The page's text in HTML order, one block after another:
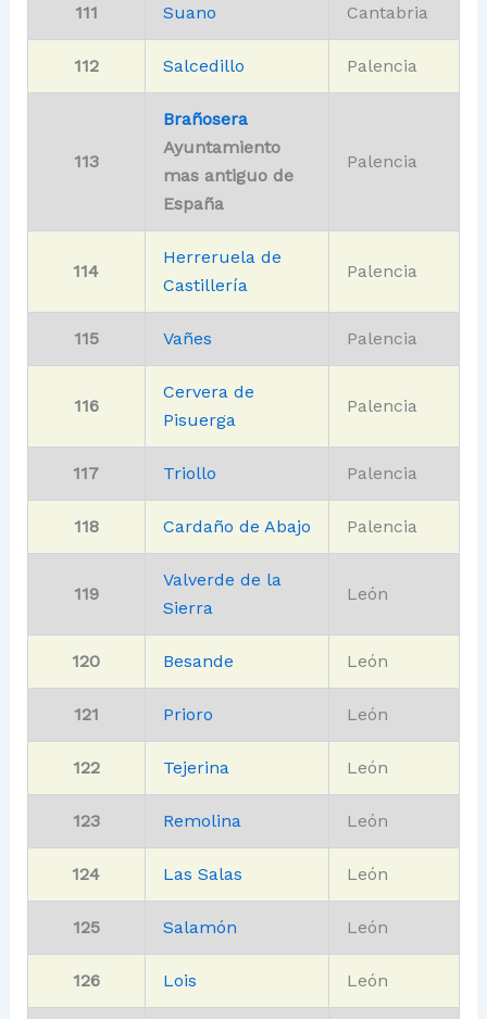
111 Suano Cantabria
112 Salcedillo Palencia
113
Brañosera
Ayuntamiento
mas antiguo de
España
Palencia
114
Herreruela de
Castillería
Palencia
115 Vañes Palencia
116
Cervera de
Pisuerga
Palencia
117 Triollo Palencia
118 Cardaño de Abajo Palencia
119
Valverde de la
Sierra
León
120 Besande León
121 Prioro León
122 Tejerina León
123 Remolina León
124 Las Salas León
125 Salamón León
126 Lois León